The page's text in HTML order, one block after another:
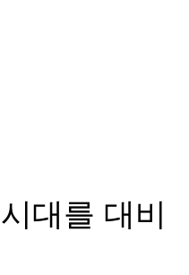
대를 대비